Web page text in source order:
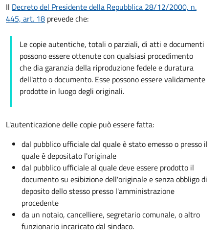
Il Decreto del Presidente della Repubblica 28/12/2000, n.
445, art. 18 prevede che:
Le copie autentiche, totali o parziali, di atti e documenti
possono essere ottenute con qualsiasi procedimento
che dia garanzia della riproduzione fedele e duratura
dell'atto o documento. Esse possono essere validamente
prodotte in luogo degli originali.
L'autenticazione delle copie può essere fatta:
dal pubblico ufficiale dal quale è stato emesso o presso il
quale è depositato l'originale
dal pubblico ufficiale al quale deve essere prodotto il
documento su esibizione dell'originale e senza obbligo di
deposito dello stesso presso l'amministrazione
procedente
da un notaio, cancelliere, segretario comunale, o altro
funzionario incaricato dal sindaco.